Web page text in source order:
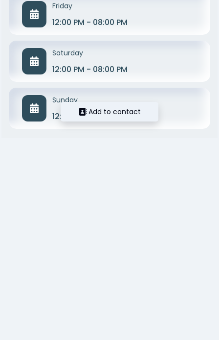
Friday
12:00 PM - 08:00 PM
Saturday
12:00 PM - 08:00 PM
Sunday
12:00 PM - 08:00 PM
Add to contact